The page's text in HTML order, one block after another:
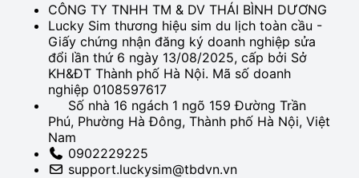
CÔNG TY TNHH TM & DV THÁI BÌNH DƯƠNG
Lucky Sim thương hiệu sim du lịch toàn cầu -
Giấy chứng nhận đăng ký doanh nghiệp sửa
đổi lần thứ 6 ngày 13/08/2025, cấp bởi Sở
KH&ĐT Thành phố Hà Nội. Mã số doanh
nghiệp 0108597617
Số nhà 16 ngách 1 ngõ 159 Đường Trần
Phú, Phường Hà Đông, Thành phố Hà Nội, Việt
Nam
0902229225
support.luckysim@tbdvn.vn